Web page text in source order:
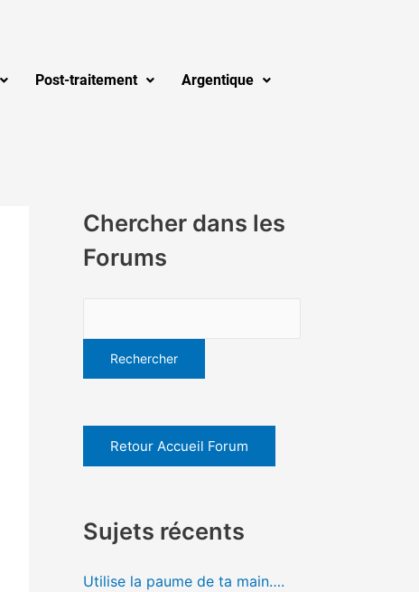
Post-traitement Argentique
Chercher dans les
Forums
Retour Accueil Forum
Sujets récents
Utilise la paume de ta main….